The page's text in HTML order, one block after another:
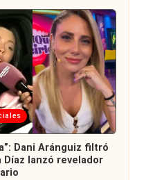
Dani Aránguiz filtró
Díaz lanzó revelador